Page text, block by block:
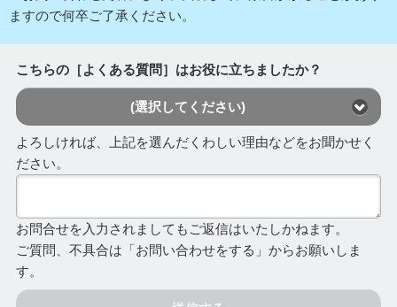
ますので何卒ご了承ください。
こちらの［よくある質問］はお役に立ちましたか？
(選択してください)
よろしければ、上記を選んだくわしい理由などをお聞かせく
ださい。
お問合せを入力されましてもご返信はいたしかねます。
ご質問、不具合は「お問い合わせをする」からお願いしま
す。